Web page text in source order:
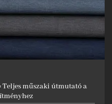
Teljes műszaki útmutató a